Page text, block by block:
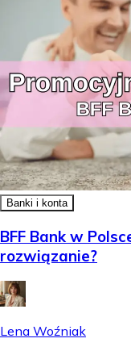
Banki i konta
BFF Bank w
rozwiązanie?
Lena Woźniak